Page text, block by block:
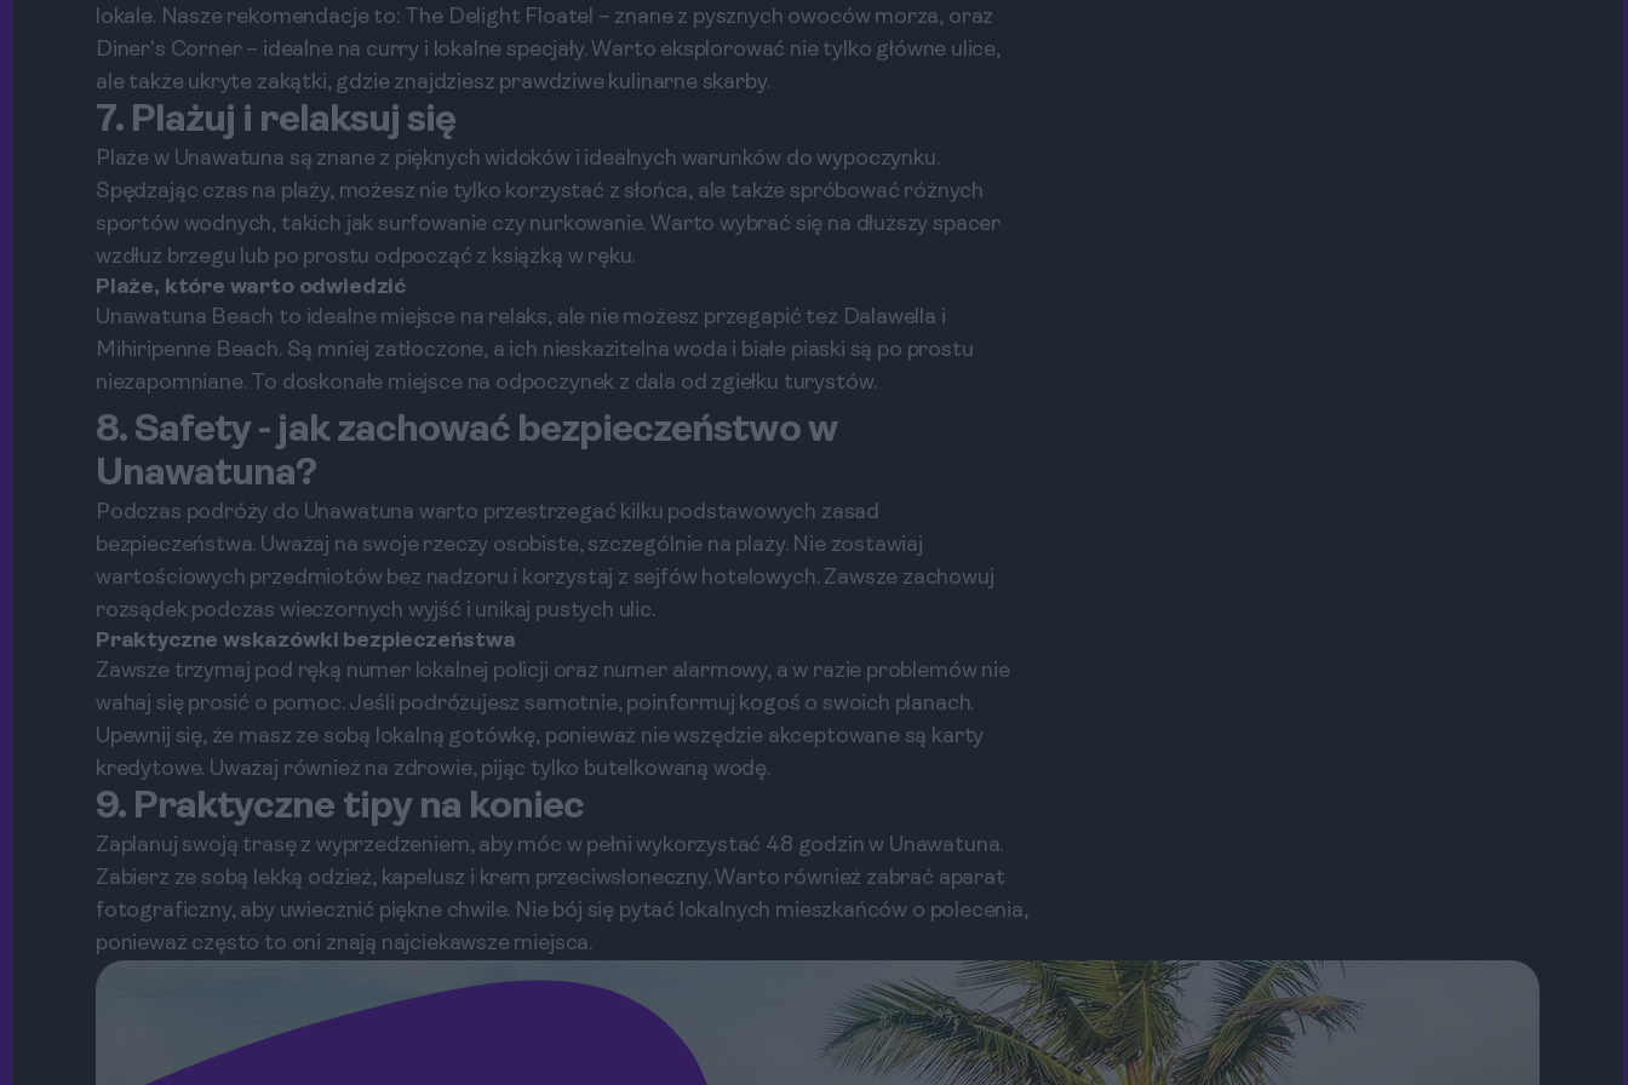
lokale. Nasze rekomendacje to: The Delight Floatel – znane z pysznych owoców morza, oraz
Diner's Corner – idealne na curry i lokalne specjały. Warto eksplorować nie tylko główne ulice,
ale także ukryte zakątki, gdzie znajdziesz prawdziwe kulinarne skarby.
7. Plażuj i relaksuj się
Plaże w Unawatuna są znane z pięknych widoków i idealnych warunków do wypoczynku.
Spędzając czas na plaży, możesz nie tylko korzystać z słońca, ale także spróbować różnych
sportów wodnych, takich jak surfowanie czy nurkowanie. Warto wybrać się na dłuższy spacer
wzdłuż brzegu lub po prostu odpocząć z książką w ręku.
Plaże, które warto odwiedzić
Unawatuna Beach to idealne miejsce na relaks, ale nie możesz przegapić też Dalawella i
Mihiripenne Beach. Są mniej zatłoczone, a ich nieskazitelna woda i białe piaski są po prostu
niezapomniane. To doskonałe miejsce na odpoczynek z dala od zgiełku turystów.
8. Safety - jak zachować bezpieczeństwo w
Unawatuna?
Podczas podróży do Unawatuna warto przestrzegać kilku podstawowych zasad
bezpieczeństwa. Uważaj na swoje rzeczy osobiste, szczególnie na plaży. Nie zostawiaj
wartościowych przedmiotów bez nadzoru i korzystaj z sejfów hotelowych. Zawsze zachowuj
rozsądek podczas wieczornych wyjść i unikaj pustych ulic.
Praktyczne wskazówki bezpieczeństwa
Zawsze trzymaj pod ręką numer lokalnej policji oraz numer alarmowy, a w razie problemów nie
wahaj się prosić o pomoc. Jeśli podróżujesz samotnie, poinformuj kogoś o swoich planach.
Upewnij się, że masz ze sobą lokalną gotówkę, ponieważ nie wszędzie akceptowane są karty
kredytowe. Uważaj również na zdrowie, pijąc tylko butelkowaną wodę.
9. Praktyczne tipy na koniec
Zaplanuj swoją trasę z wyprzedzeniem, aby móc w pełni wykorzystać 48 godzin w Unawatuna.
Zabierz ze sobą lekką odzież, kapelusz i krem przeciwsłoneczny. Warto również zabrać aparat
fotograficzny, aby uwiecznić piękne chwile. Nie bój się pytać lokalnych mieszkańców o polecenia,
ponieważ często to oni znają najciekawsze miejsca.